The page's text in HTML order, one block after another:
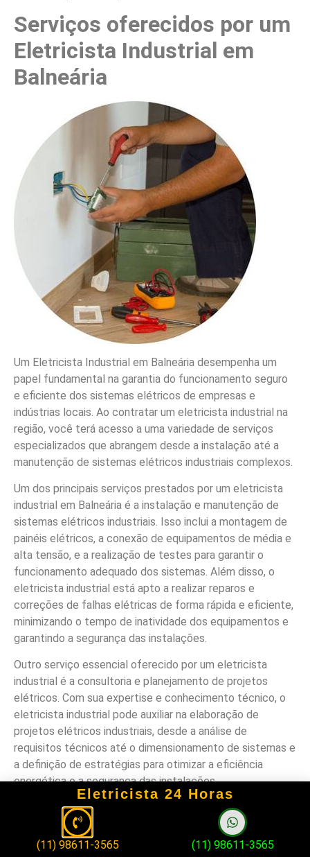
Serviços oferecidos por um
Eletricista Industrial em
Balneária
Um Eletricista Industrial em Balneária desempenha um
papel fundamental na garantia do funcionamento seguro
e eficiente dos sistemas elétricos de empresas e
indústrias locais. Ao contratar um eletricista industrial na
região, você terá acesso a uma variedade de serviços
especializados que abrangem desde a instalação até a
manutenção de sistemas elétricos industriais complexos.
Um dos principais serviços prestados por um eletricista
industrial em Balneária é a instalação e manutenção de
sistemas elétricos industriais. Isso inclui a montagem de
painéis elétricos, a conexão de equipamentos de média e
alta tensão, e a realização de testes para garantir o
funcionamento adequado dos sistemas. Além disso, o
eletricista industrial está apto a realizar reparos e
correções de falhas elétricas de forma rápida e eficiente,
minimizando o tempo de inatividade dos equipamentos e
garantindo a segurança das instalações.
Outro serviço essencial oferecido por um eletricista
industrial é a consultoria e planejamento de projetos
elétricos. Com sua expertise e conhecimento técnico, o
eletricista industrial pode auxiliar na elaboração de
projetos elétricos industriais, desde a análise de
requisitos técnicos até o dimensionamento de sistemas e
a definição de estratégias para otimizar a eficiência
energética e a segurança das instalações.
Em resumo, contar com um eletricista industrial
qualificado em Balneária significa ter acesso a um
profissional capacitado para lidar com as demandas
Eletricista 24 Horas
(11) 98611-3565 (11) 98611-3565